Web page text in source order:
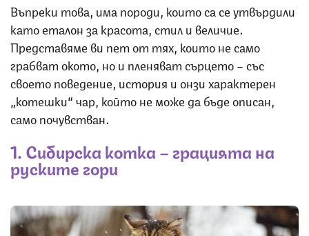
Въпреки това, има породи, които са се утвърдили
като еталон за красота, стил и величие.
Представяме ви пет от тях, които не само
грабват окото, но и пленяват сърцето – със
своето поведение, история и онзи характерен
„котешки“ чар, който не може да бъде описан,
само почувстван.
1. Сибирска котка – грацията на
руските гори